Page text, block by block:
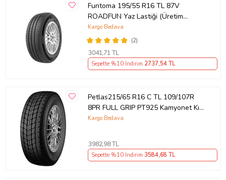
Funtoma 195/55 R16 TL 87V
ROADFUN Yaz Lastiği (Üretim
Tarihi:2026)
(2)
Kargo Bedava
3041,71 TL
Sepette %10 İndirim 2737,54 TL
Petlas215/65 R16 C TL 109/107R
8PR FULL GRIP PT925 Kamyonet Kış
Lastiği (Üretim Tarihi:2022)
Kargo Bedava
3982,98 TL
Sepette %10 İndirim 3584,68 TL